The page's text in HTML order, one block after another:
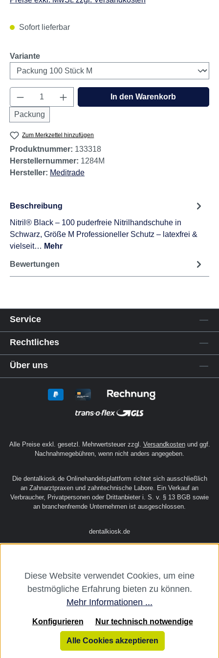
Sofort lieferbar
Varianteauswählen
Produkt Anzahl: Gib den gewünschten
Packung
In den Warenkorb
Zum Merkzettel hinzufügen
Produktnummer: 133318
Herstellernummer: 1284M
Hersteller: Meditrade
Beschreibung
Nitril® Black – 100 puderfreie Nitrilhandschuhe in
Schwarz, Größe M Professioneller Schutz – latexfrei &
vielseit… Mehr
Bewertungen
Service
Rechtliches
Über uns
Alle Preise exkl. gesetzl. Mehrwertsteuer zzgl. Versandkostenund ggf.
Nachnahmegebühren, wenn nicht anders angegeben.
Die dentalkiosk.de Onlinehandelsplattform richtet sich ausschließlich
an Zahnarztpraxen und zahntechnische Labore. Ein Verkauf an
Verbraucher, Privatpersonen oder Drittanbieter i. S. v. § 13 BGB sowie
an branchenfremde Unternehmen ist ausgeschlossen.
dentalkiosk.de
Diese Website verwendet Cookies, um eine
bestmögliche Erfahrung bieten zu können.
Mehr Informationen ...
Nur technisch notwendige
Konfigurieren
Alle Cookies akzeptieren